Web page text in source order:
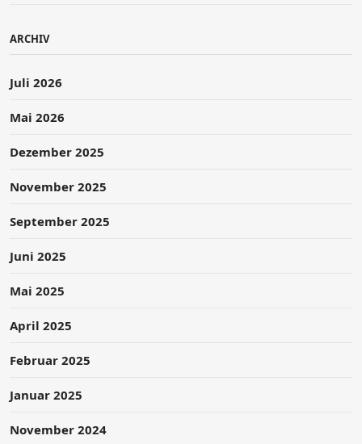
ARCHIV
Juli 2026
Mai 2026
Dezember 2025
November 2025
September 2025
Juni 2025
Mai 2025
April 2025
Februar 2025
Januar 2025
November 2024